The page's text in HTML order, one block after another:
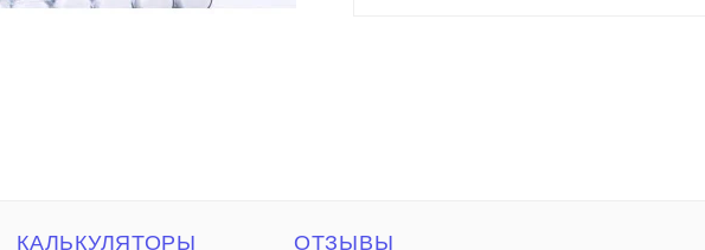
КАЛЬКУЛЯТОРЫ ОТЗЫВЫ